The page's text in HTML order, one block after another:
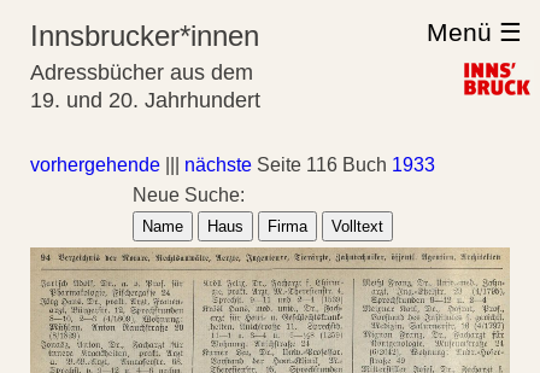
Innsbrucker*innen
Adressbücher aus dem
19. und 20. Jahrhundert
Menü ☰
vorhergehende nächste Seite 116 Buch 1933
Neue Suche:
Name Haus Firma Volltext